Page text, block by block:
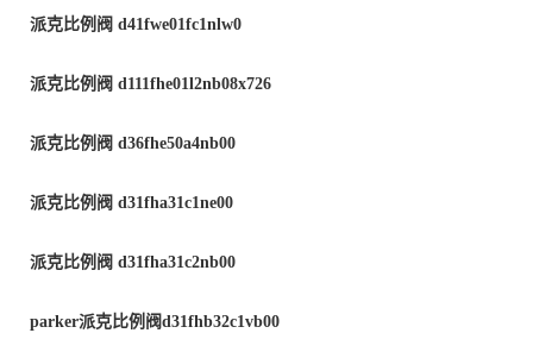
派克比例阀 d41fwe01fc1nlw0
派克比例阀 d111fhe01l2nb08x726
派克比例阀 d36fhe50a4nb00
派克比例阀 d31fha31c1ne00
派克比例阀 d31fha31c2nb00
parker派克比例阀d31fhb32c1vb00